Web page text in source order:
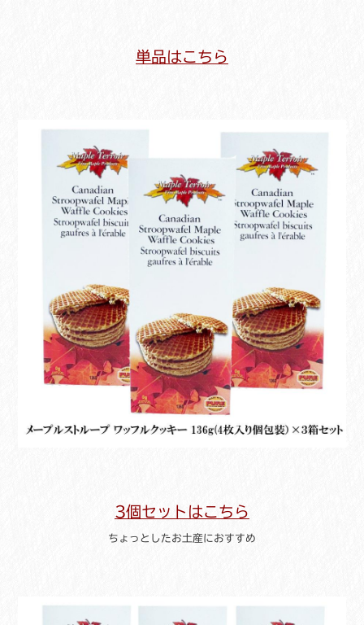
単品はこちら
3個セットはこちら
ちょっとしたお土産におすすめ